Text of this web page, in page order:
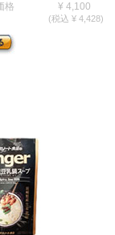
格 ¥ 4,100
(税込 ¥ 4,428)